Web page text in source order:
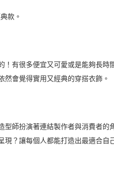
款。
有很多便宜又可愛或是能夠長時
會覺得實用又經典的穿搭衣飾。
師扮演著連結製作者與消費者的
現？讓每個人都能打造出最適合自